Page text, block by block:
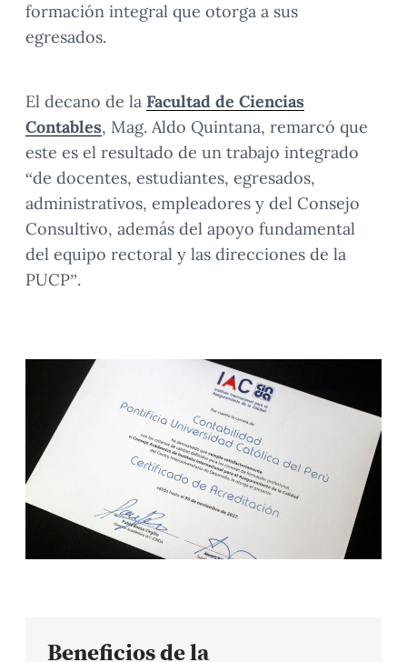
formación integral que otorga a sus
egresados.
El decano de la Facultad de Ciencias
Contables, Mag. Aldo Quintana, remarcó que
este es el resultado de un trabajo integrado
“de docentes, estudiantes, egresados,
administrativos, empleadores y del Consejo
Consultivo, además del apoyo fundamental
del equipo rectoral y las direcciones de la
PUCP”.
Beneficios de la